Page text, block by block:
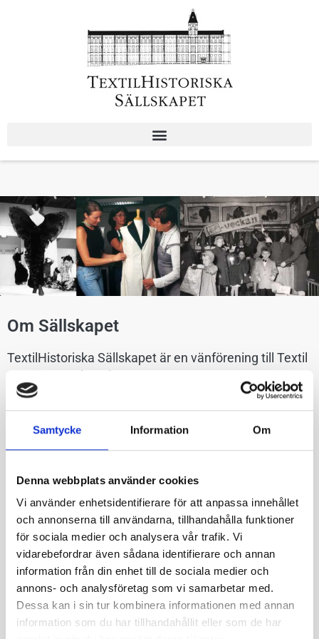
Samtycke Information Om
Denna webbplats använder cookies
Vi använder enhetsidentifierare för att anpassa innehållet
och annonserna till användarna, tillhandahålla funktioner
för sociala medier och analysera vår trafik. Vi
vidarebefordrar även sådana identifierare och annan
information från din enhet till de sociala medier och
annons- och analysföretag som vi samarbetar med.
Dessa kan i sin tur kombinera informationen med annan
information som du har tillhandahållit eller som de har
Om Sällskapet
TextilHistoriska Sällskapet är en vänförening till Textil
historia och skapa aktiviteter och projekt som främjar
det lokala textila arvet.
en mode- och textilintresserad allmänhet men även företag
och branschorganisationer är medlemmar. Sällskapets
medlemmar är utspridda över landet och kommer från
varierade bakgrunder där det gemensamma intresset för
mode och textil förenar.
Föreningen utgör ett stöd till Textilmuseets verksamhet och
har genom åren fokuserat på stöd till museets utställningar,
program och aktiviteter. Tillsammans med museet